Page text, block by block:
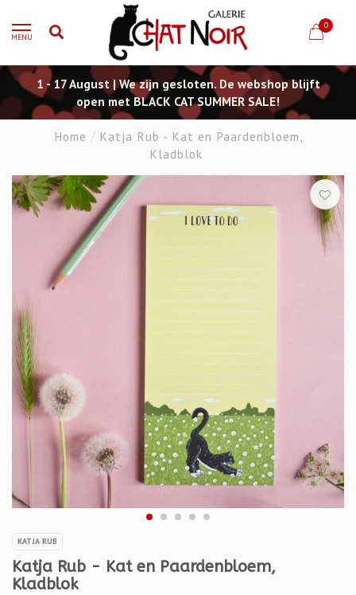
MENU
0
1 - 17 August | We zijn gesloten. De webshop blijft
open met BLACK CAT SUMMER SALE!
Home / Katja Rub - Kat en Paardenbloem,
Kladblok
KATJA RUB
Katja Rub - Kat en Paardenbloem,
Kladblok